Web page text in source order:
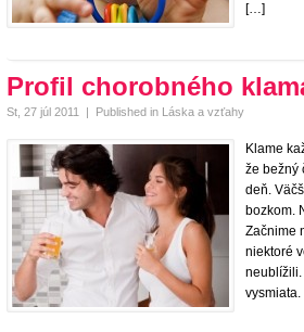
[…]
Profil chorobného
St, 27 júl 2011 | Published in Láska a vzťahy
Klame
že bežný
deň.
bozkom.
Začnime
niektoré
neublížili.